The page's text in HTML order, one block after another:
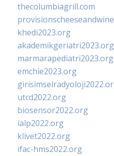
thecolumbiagrill.com
khedi2023.org
akademikgeriatri2023.org
marmarapediatri2023.org
emchie2023.org
utcd2022.org
biosensor2022.org
ialp2022.org
klivet2022.org
ifac-hms2022.org